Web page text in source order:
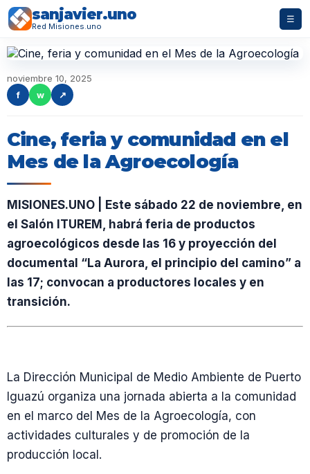
sanjavier.uno
Red Misiones.uno
☰
noviembre 10, 2025
f
w ↗
Cine, feria y comunidad en el
Mes de la Agroecología
MISIONES.UNO | Este sábado 22 de noviembre, en
el Salón ITUREM, habrá feria de productos
agroecológicos desde las 16 y proyección del
documental “La Aurora, el principio del camino” a
las 17; convocan a productores locales y en
transición.
La Dirección Municipal de Medio Ambiente de Puerto
Iguazú organiza una jornada abierta a la comunidad
en el marco del Mes de la Agroecología, con
actividades culturales y de promoción de la
producción local.